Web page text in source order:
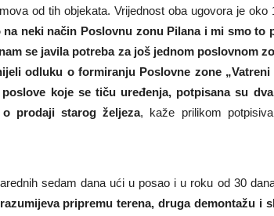
od tih objekata. Vrijednost oba ugovora je oko
neki način Poslovnu zonu Pilana i mi smo to
se javila potreba za još jednom poslovnom
odluku o formiranju Poslovne zone
koje se tiču uređenja, potpisana su
prodaji starog željeza, kaže prilikom
sedam dana ući u posao i u roku od 30
pripremu terena, druga demontažu i